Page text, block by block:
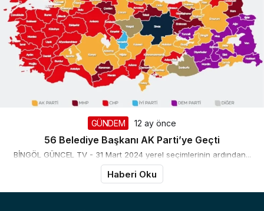
GÜNDEM 12 ay önce
56 Belediye Başkanı AK Parti’ye Geçti
BİNGÖL GÜNCEL TV - 31 Mart 2024 yerel seçimlerinin ardından...
Haberi Oku